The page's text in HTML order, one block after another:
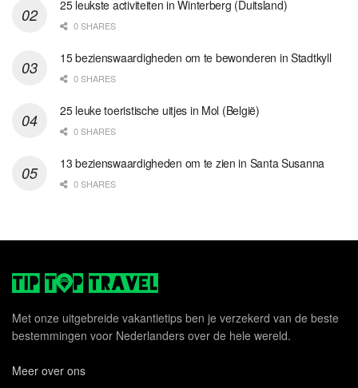
25 leukste activiteiten in Winterberg (Duitsland)
0 SHARES
15 bezienswaardigheden om te bewonderen in Stadtkyll
0 SHARES
25 leuke toeristische uitjes in Mol (België)
0 SHARES
13 bezienswaardigheden om te zien in Santa Susanna
0 SHARES
Met onze uitgebreide vakantietips ben je verzekerd van de beste
bestemmingen voor Nederlanders over de hele wereld.
Meer over ons